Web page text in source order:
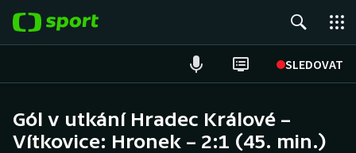
SLEDOVAT
Hokej
Gól v utkání Hradec Králové –
Vítkovice: Hronek – 2:1 (45. min.)